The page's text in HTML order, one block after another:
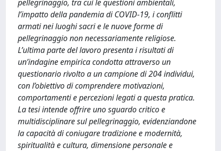
pellegrinaggio, tra cui le questioni ambientali,
l’impatto della pandemia di COVID-19, i conflitti
armati nei luoghi sacri e le nuove forme di
pellegrinaggio non necessariamente religiose.
L’ultima parte del lavoro presenta i risultati di
un’indagine empirica condotta attraverso un
questionario rivolto a un campione di 204 individui,
con l’obiettivo di comprendere motivazioni,
comportamenti e percezioni legati a questa pratica.
La tesi intende offrire uno sguardo critico e
multidisciplinare sul pellegrinaggio, evidenziandone
la capacità di coniugare tradizione e modernità,
spiritualità e cultura, dimensione personale e